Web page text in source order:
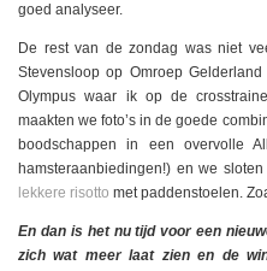
goed analyseer.
De rest van de zondag was niet
Stevensloop op Omroep
Olympus waar ik op de
maakten we foto’s in de goede
boodschappen in een overvolle
hamsteraanbiedingen!) en we
lekkere risotto met paddenstoelen.
En dan is het nu tijd voor een
zich wat meer laat zien en de